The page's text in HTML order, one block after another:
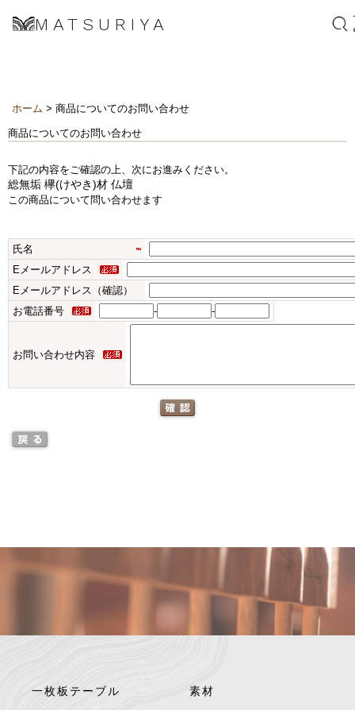
MATSURIYA
ホーム > 商品についてのお問い合わせ
商品についてのお問い合わせ
下記の内容をご確認の上、次にお進みください。
総無垢 欅(けやき)材 仏壇
この商品について問い合わせます
氏名
Eメールアドレス
Eメールアドレス（確認）
お電話番号
- -
お問い合わせ内容
一枚板テーブル 素材